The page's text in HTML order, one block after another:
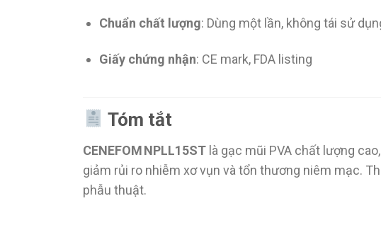
Chuẩn chất lượng: Dùng một lần, không tái sử
Giấy chứng nhận: CE mark, FDA listing
Tóm tắt
CENEFOM NPLL15ST là gạc mũi PVA chất lượng
giảm rủi ro nhiễm xơ vụn và tổn thương niêm mạc.
phẫu thuật.